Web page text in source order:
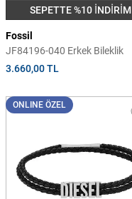
SEPETTE %10 İNDİRİM
Fossil
JF84196-040 Erkek Bileklik
3.660,00 TL
ONLINE ÖZEL